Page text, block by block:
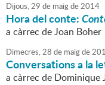
Dijous,29 de maigde2014
Hora del conte:
a càrrec de Joan Boher
Dimecres,28 de maigde
Conversations a la
a càrrec de Dominique